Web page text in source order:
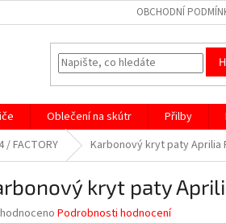
OBCHODNÍ
Oblečení na skútr Přilby
/ FACTORY Karbonový kryt paty Aprilia
kryt paty
Podrobnosti hodnocení